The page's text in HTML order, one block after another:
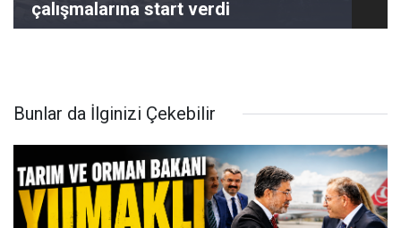
çalışmalarına start verdi
Bunlar da İlginizi Çekebilir